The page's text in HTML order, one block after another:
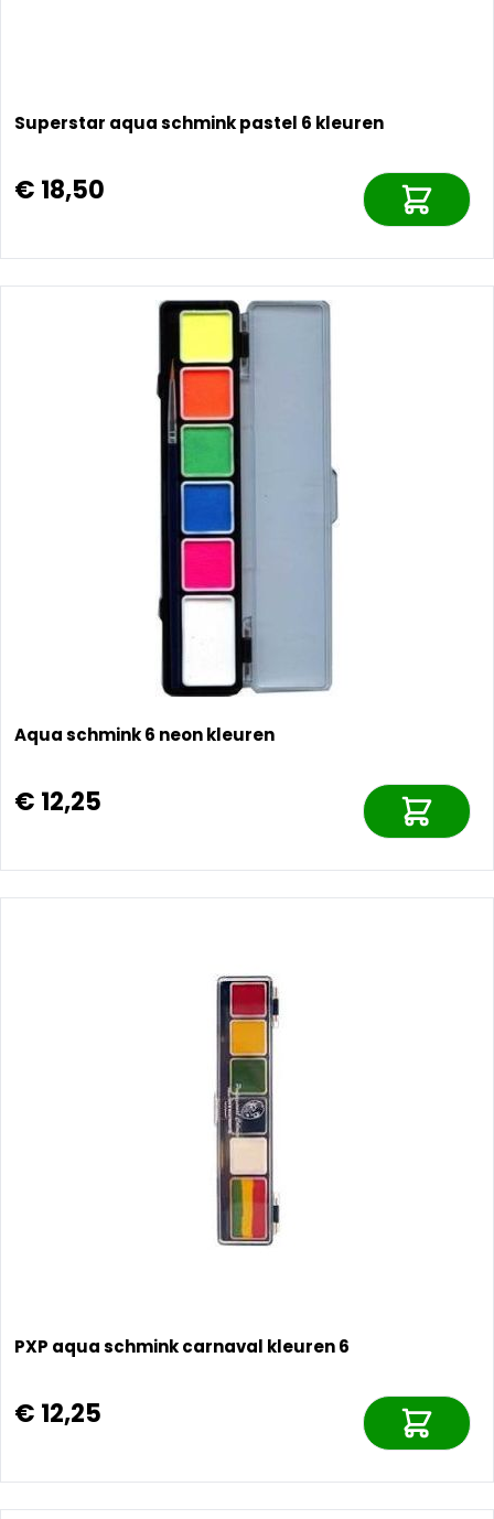
Superstar aqua schmink pastel 6 kleuren
€ 18,50
Aqua schmink 6 neon kleuren
€ 12,25
PXP aqua schmink carnaval kleuren 6
€ 12,25